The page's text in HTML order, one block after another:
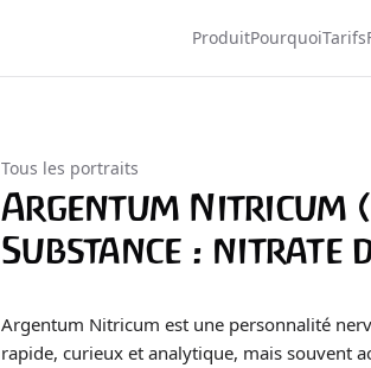
ProduitPourquoiTarifs
Tous les portraits
Argentum Nitricum
Substance : nitrate
Argentum Nitricum est une personnalité
rapide, curieux et analytique, mais souvent